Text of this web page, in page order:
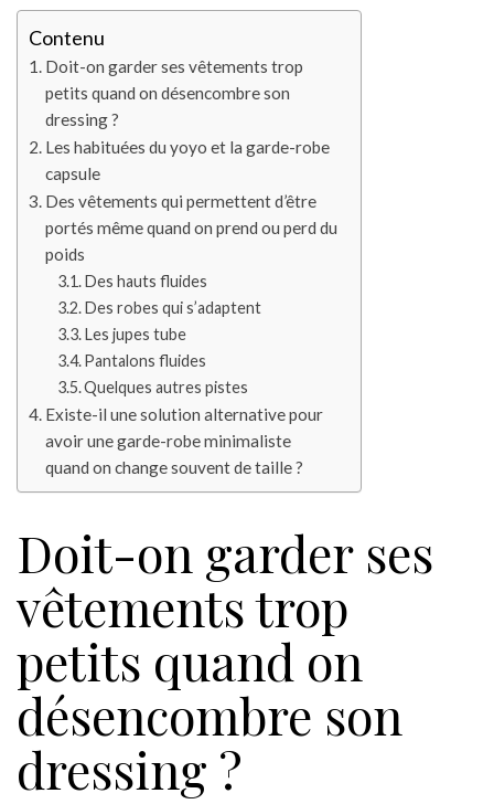
Contenu
Doit-on garder ses vêtements trop
petits quand on désencombre son
dressing ?
Les habituées du yoyo et la garde-robe
capsule
Des vêtements qui permettent d’être
portés même quand on prend ou perd du
poids
Des hauts fluides
Des robes qui s’adaptent
Les jupes tube
Pantalons fluides
Quelques autres pistes
Existe-il une solution alternative pour
avoir une garde-robe minimaliste
quand on change souvent de taille ?
Doit-on garder ses
vêtements trop
petits quand on
désencombre son
dressing ?